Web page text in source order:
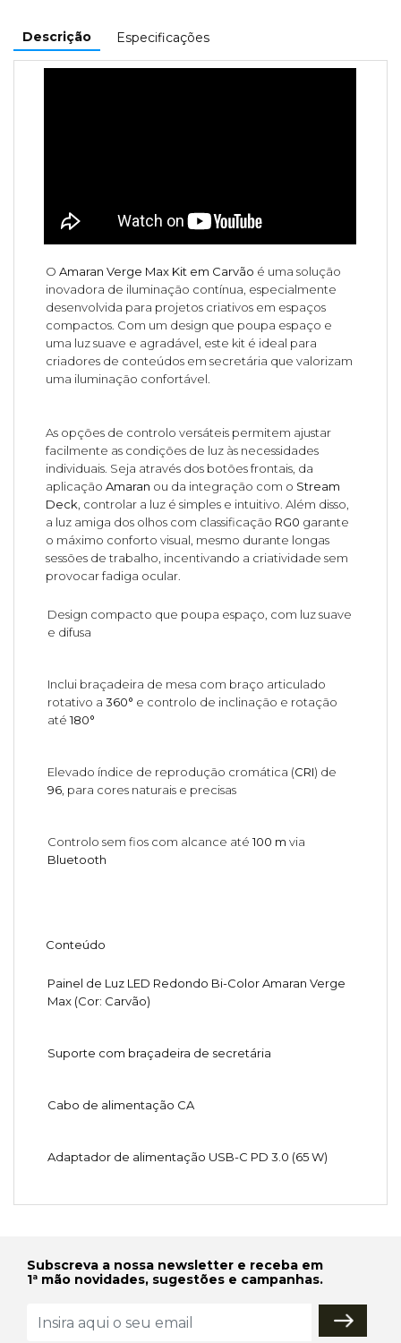
Descrição Especificações
OAmaran Verge Max Kit em Carvão é uma solução
inovadora de iluminação contínua, especialmente
desenvolvida para projetos criativos em espaços
compactos. Com um design que poupa espaço e
uma luz suave e agradável, este kit é ideal para
criadores de conteúdos em secretária que valorizam
uma iluminação confortável.
As opções de controlo versáteis permitem ajustar
facilmente as condições de luz às necessidades
individuais. Seja através dos botões frontais, da
aplicaçãoAmaran ou da integração com o Stream
Deck , controlar a luz é simples e intuitivo. Além disso,
a luz amiga dos olhos com classificação RG0 garante
o máximo conforto visual, mesmo durante longas
sessões de trabalho, incentivando a criatividade sem
provocar fadiga ocular.
Design compacto que poupa espaço, com luz suave
e difusa
Inclui braçadeira de mesa com braço articulado
rotativo a360° e controlo de inclinação e rotação
até180°
Elevado índice de reprodução cromática (CRI) de
96 , para cores naturais e precisas
Controlo sem fios com alcance até100 m via
Bluetooth
Conteúdo
Painel de Luz LED Redondo Bi-Color Amaran Verge
Max (Cor: Carvão)
Suporte com braçadeira de secretária
Cabo de alimentação CA
Adaptador de alimentação USB-C PD 3.0 (65 W)
Subscreva a nossa newsletter e receba em
1ª mão novidades, sugestões e campanhas.